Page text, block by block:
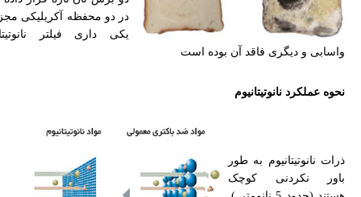
در دو محفظه آکریلیکی
یکی داری فیلتر
واسابی و دیگری فاقد آن بوده است
نحوه عملکرد نانوتیتانیوم
ذرات نانوتیتانیوم به طور
باور نکردنی کوچک